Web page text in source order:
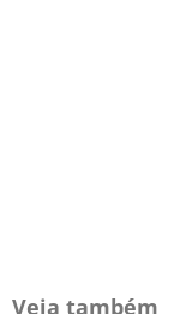
Veja também